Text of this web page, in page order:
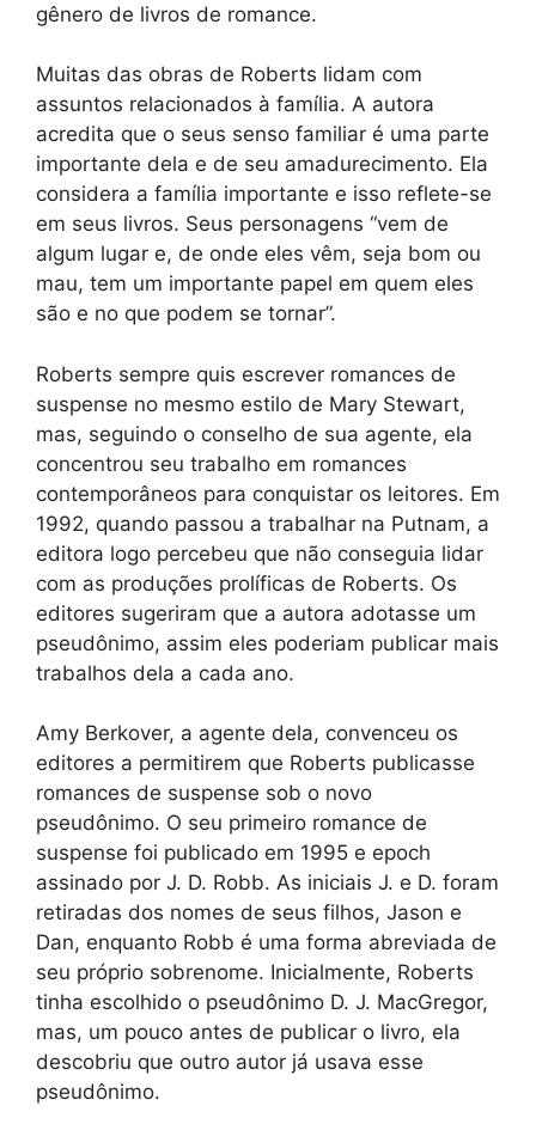
gênero de livros de romance.
Muitas das obras de Roberts lidam com
assuntos relacionados à família. A autora
acredita que o seus senso familiar é uma parte
importante dela e de seu amadurecimento. Ela
considera a família importante e isso reflete-se
em seus livros. Seus personagens “vem de
algum lugar e, de onde eles vêm, seja bom ou
mau, tem um importante papel em quem eles
são e no que podem se tornar”.
Roberts sempre quis escrever romances de
suspense no mesmo estilo de Mary Stewart,
mas, seguindo o conselho de sua agente, ela
concentrou seu trabalho em romances
contemporâneos para conquistar os leitores. Em
1992, quando passou a trabalhar na Putnam, a
editora logo percebeu que não conseguia lidar
com as produções prolíficas de Roberts. Os
editores sugeriram que a autora adotasse um
pseudônimo, assim eles poderiam publicar mais
trabalhos dela a cada ano.
Amy Berkover, a agente dela, convenceu os
editores a permitirem que Roberts publicasse
romances de suspense sob o novo
pseudônimo. O seu primeiro romance de
suspense foi publicado em 1995 e epoch
assinado por J. D. Robb. As iniciais J. e D. foram
retiradas dos nomes de seus filhos, Jason e
Dan, enquanto Robb é uma forma abreviada de
seu próprio sobrenome. Inicialmente, Roberts
tinha escolhido o pseudônimo D. J. MacGregor,
mas, um pouco antes de publicar o livro, ela
descobriu que outro autor já usava esse
pseudônimo.